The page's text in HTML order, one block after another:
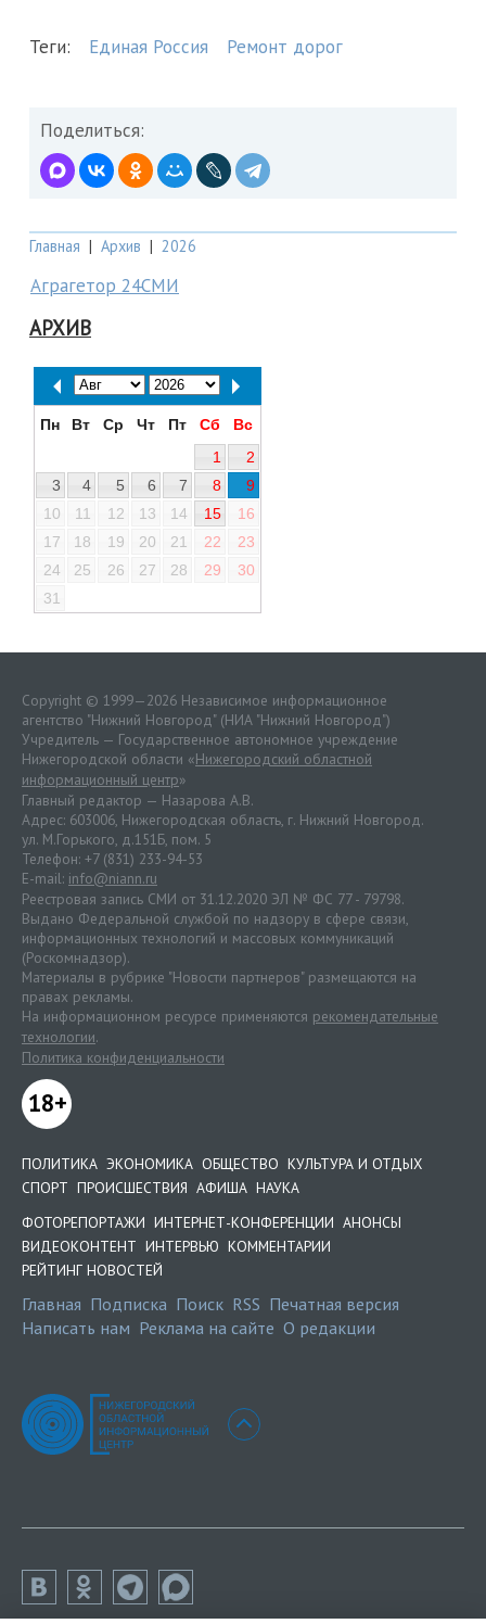
Теги: Единая Россия Ремонт дорог
Поделиться:
Главная | Архив | 2026
Аграгетор 24СМИ
АРХИВ
Пн Вт Ср Чт Пт Сб
Вс
1
2
3
4 5 6 7 8
9
10
11 12 13 14 15
16
17
18 19 20 21 22
23
24
25 26 27 28 29
30
31
Copyright © 1999—2026 Независимое информационное
агентство "Нижний Новгород" (НИА "Нижний Новгород")
Учредитель — Государственное автономное учреждение
Нижегородской области «Нижегородский областной
информационный центр»
Главный редактор — Назарова А.В.
Адрес: 603006, Нижегородская область, г. Нижний Новгород.
ул. М.Горького, д.151Б, пом. 5
Телефон: +7 (831) 233-94-53
E-mail: info@niann.ru
Реестровая запись СМИ от 31.12.2020 ЭЛ № ФС 77 - 79798.
Выдано Федеральной службой по надзору в сфере связи,
информационных технологий и массовых коммуникаций
(Роскомнадзор).
Материалы в рубрике "Новости партнеров" размещаются на
правах рекламы.
На информационном ресурсе применяются рекомендательные
технологии.
Политика конфиденциальности
18+
ПОЛИТИКА ЭКОНОМИКА ОБЩЕСТВО КУЛЬТУРА И ОТДЫХ
СПОРТ ПРОИСШЕСТВИЯ АФИША НАУКА
ФОТОРЕПОРТАЖИ ИНТЕРНЕТ-КОНФЕРЕНЦИИ АНОНСЫ
ВИДЕОКОНТЕНТ ИНТЕРВЬЮ КОММЕНТАРИИ
РЕЙТИНГ НОВОСТЕЙ
Главная Подписка Поиск RSS Печатная версия
Написать нам Реклама на сайте О редакции